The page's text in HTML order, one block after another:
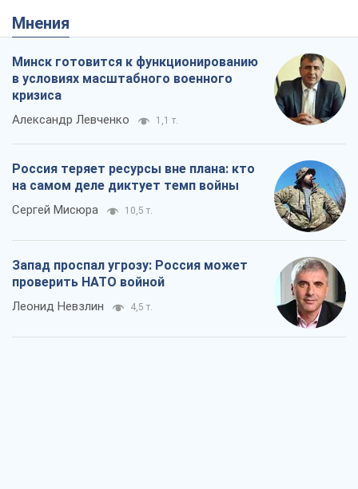
Мнения
Минск готовится к функционированию
в условиях масштабного военного
кризиса
Александр Левченко 1,1 т.
Россия теряет ресурсы вне плана: кто
на самом деле диктует темп войны
Сергей Мисюра 10,5 т.
Запад проспал угрозу: Россия может
проверить НАТО войной
Леонид Невзлин 4,5 т.